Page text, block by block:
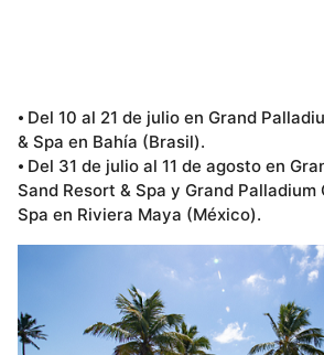
⦁ Del 10 al 21 de julio en Grand
& Spa en Bahía (Brasil).
⦁ Del 31 de julio al 11 de agosto en
Sand Resort & Spa y Grand Palladium
Spa en Riviera Maya (México).